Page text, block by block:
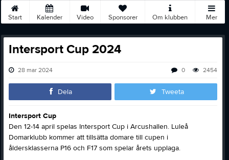
Start Kalender Video Sponsorer Om klubben Mer
Intersport Cup 2024
28 mar 2024 2454
0
Dela Tweeta
Intersport Cup
Den 12-14 april spelas Intersport Cup i Arcushallen. Luleå
Domarklubb kommer att tillsätta domare till cupen i
åldersklasserna P16 och F17 som spelar årets upplaga.